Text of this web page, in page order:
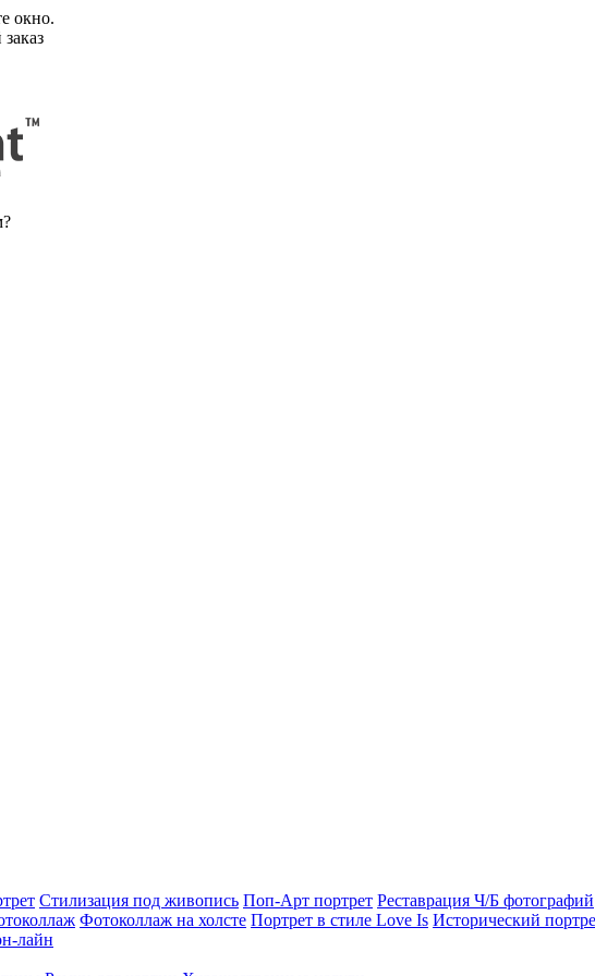
окно.
Стилизация под живопись Поп-Арт портрет Реставрация Ч/Б фотографий
Фотоколлаж на холсте Портрет в стиле Love Is Исторический
лайн